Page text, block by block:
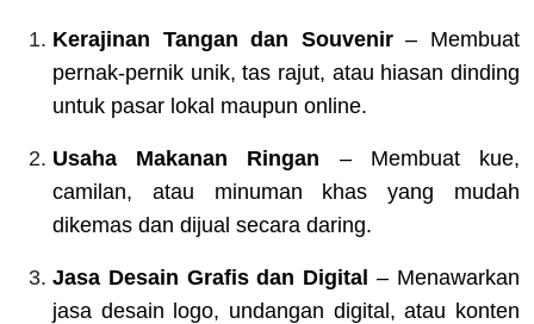
Kerajinan Tangan dan Souvenir– Membuat
pernak-pernik unik, tas rajut, atau hiasan dinding
untuk pasar lokal maupun online.
Usaha Makanan Ringan – Membuat kue,
camilan, atau minuman khas yang mudah
dikemas dan dijual secara daring.
Jasa Desain Grafis dan Digital – Menawarkan
jasa desain logo, undangan digital, atau konten